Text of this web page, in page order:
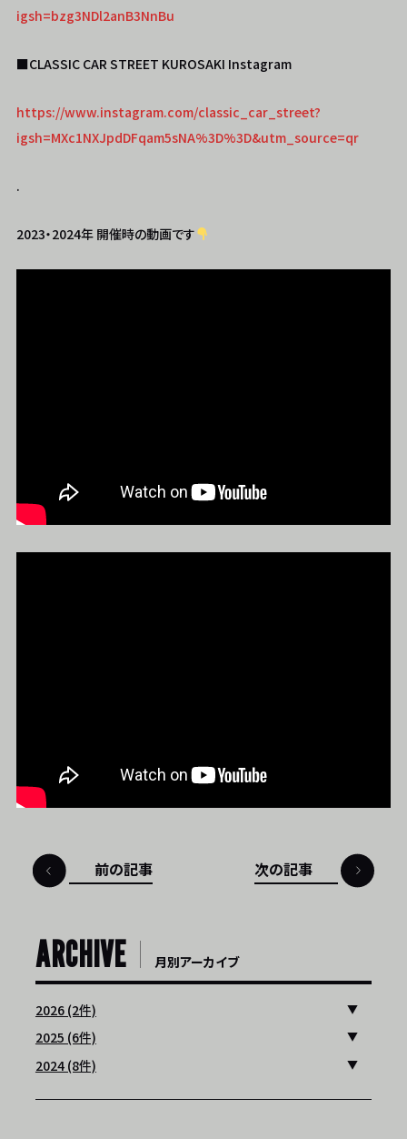
igsh=bzg3NDl2anB3NnBu
■CLASSIC CAR STREET KUROSAKI Instagram
https://www.instagram.com/classic_car_street?
igsh=MXc1NXJpdDFqam5sNA%3D%3D&utm_source=qr
.
2023・2024年 開催時の動画です
前の記事 次の記事
ARCHIVE 月別アーカイブ
2026 (2件)
2025 (6件)
2024 (8件)